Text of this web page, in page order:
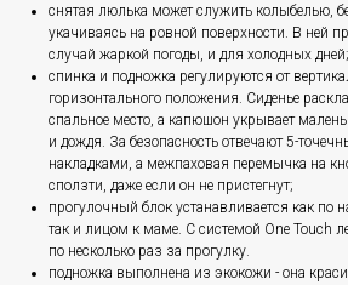
снятая люлька может служить колыбелью,
укачиваясь на ровной поверхности. В ней
случай жаркой погоды, и для холодных дней;
спинка и подножка регулируются от
горизонтального положения. Сиденье
спальное место, а капюшон укрывает
и дождя. За безопасность отвечают 5-
накладками, а межпаховая перемычка на
сползти, даже если он не пристегнут;
прогулочный блок устанавливается как по
так и лицом к маме. С системой One Touch
по несколько раз за прогулку.
подножка выполнена из экокожи - она